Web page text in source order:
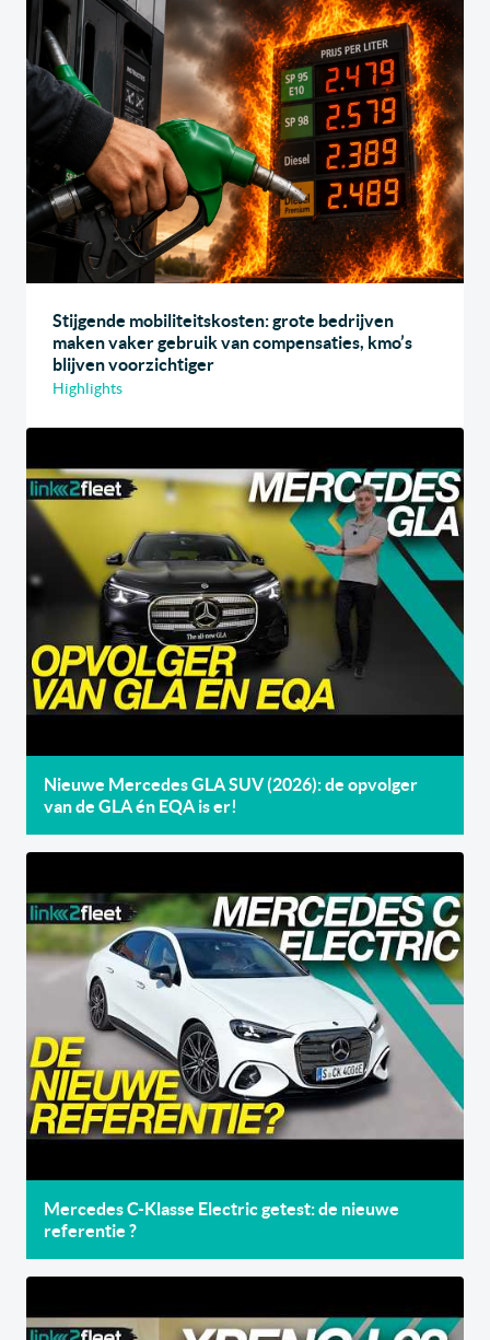
Stijgende mobiliteitskosten: grote bedrijven
maken vaker gebruik van compensaties, kmo’s
blijven voorzichtiger
Highlights
Nieuwe Mercedes GLA SUV (2026): de opvolger
van de GLA én EQA is er!
Mercedes C-Klasse Electric getest: de nieuwe
referentie ?